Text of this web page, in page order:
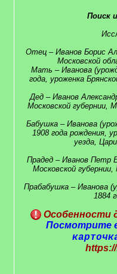
Поиск
Отец – Иванов Борис
Московской
Мать – Иванова
года, уроженка
Дед – Иванов
Московской губернии,
Бабушка – Иванова
1908 года рождения,
уезда,
Прадед – Иванов Петр
Московской
Прабабушка – Иванова
1884
Особенности
Посмотрите